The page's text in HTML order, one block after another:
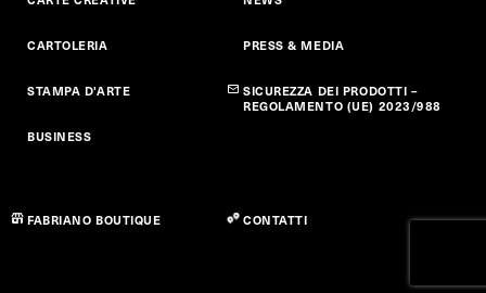
CARTOLERIA
STAMPA D'ARTE
BUSINESS
PRESS & MEDIA
SICUREZZA DEI PRODOTTI –
REGOLAMENTO (UE) 2023/988
FABRIANO BOUTIQUE CONTATTI